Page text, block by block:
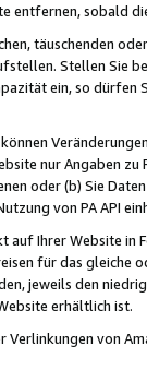
entfernen, sobald
täuschenden
Stellen Sie
ein, so dürfen
nur Angaben
oder (b) Sie
von PA API
auf Ihrer Website
für das
jeweils den
erhältlich ist.
von